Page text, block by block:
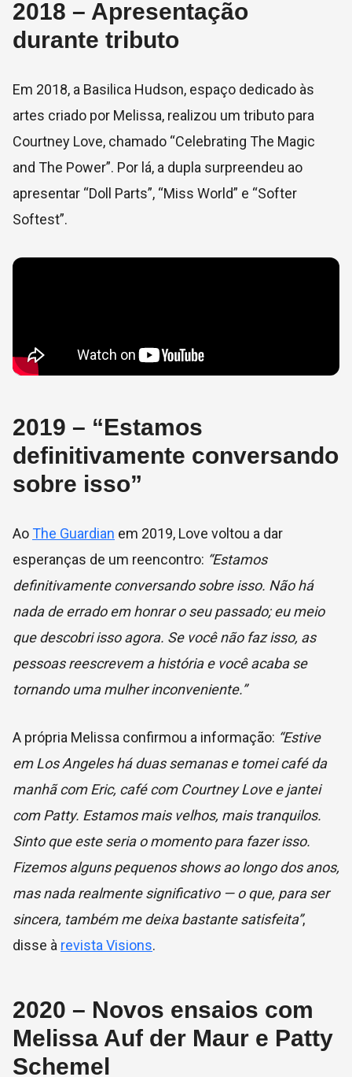
2018 – Apresentação
durante tributo
Em 2018, a Basilica Hudson, espaço dedicado às
artes criado por Melissa, realizou um tributo para
Courtney Love, chamado “Celebrating The Magic
and The Power”. Por lá, a dupla surpreendeu ao
apresentar “Doll Parts”, “Miss World” e “Softer
Softest”.
2019 – “Estamos
definitivamente conversando
sobre isso”
AoThe Guardian em 2019, Love voltou a dar
esperanças de um reencontro: “Estamos
definitivamente conversando sobre isso. Não há
nada de errado em honrar o seu passado; eu meio
que descobri isso agora. Se você não faz isso, as
pessoas reescrevem a história e você acaba se
tornando uma mulher inconveniente.”
A própria Melissa confirmou a informação: “Estive
em Los Angeles há duas semanas e tomei café da
manhã com Eric, café com Courtney Love e jantei
com Patty. Estamos mais velhos, mais tranquilos.
Sinto que este seria o momento para fazer isso.
Fizemos alguns pequenos shows ao longo dos anos,
mas nada realmente significativo — o que, para ser
sincera, também me deixa bastante satisfeita”,
disse à revista Visions.
2020 – Novos ensaios com
Melissa Auf der Maur e Patty
Schemel